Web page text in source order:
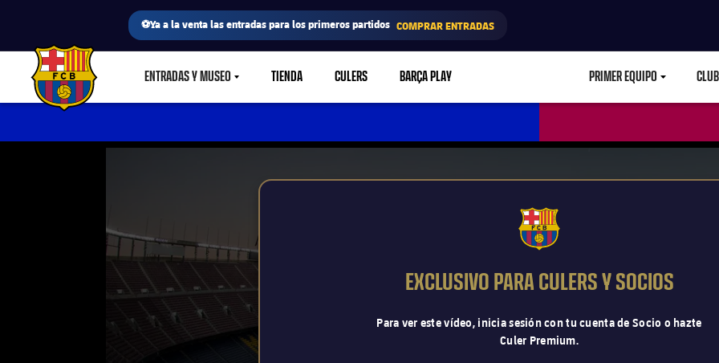
⚽Ya a la venta las entradas para los primeros partidos COMPRAR ENTRADAS
FC Barcelona club badge ENTRADAS Y MUSEOLABEL.SHARE.CARETDOWN
TIENDA CULERS BARÇA PLAY PRIMER EQUIPO CLUB
FCB Barcelona badge
EXCLUSIVO PARA CULERS Y SOCIOS
Para ver este vídeo, inicia sesión con tu cuenta de Socio o hazte
Culer Premium.